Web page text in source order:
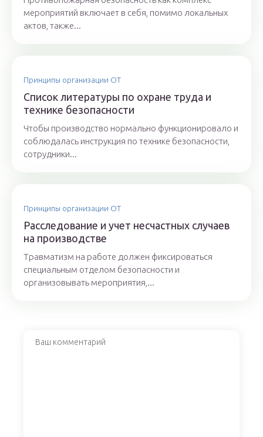
мероприятий включает в себя, помимо локальных
актов, также...
Принципы организации ОТ
Список литературы по охране труда и
технике безопасности
Чтобы производство нормально функционировало и
соблюдалась инструкция по технике безопасности,
сотрудники...
Принципы организации ОТ
Расследование и учет несчастных случаев
на производстве
Травматизм на работе должен фиксироваться
специальным отделом безопасности и
организовывать мероприятия,...